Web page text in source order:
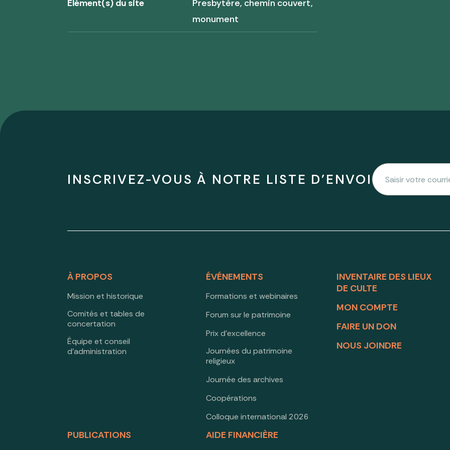
Élément(s) du site
Presbytère, chemin couvert,
monument
INSCRIVEZ-VOUS À NOTRE LISTE D'ENVOI
À PROPOS
Mission et historique
Comités et tables de
concertation
Équipe et conseil
d’administration
ÉVÉNEMENTS
Formations et webinaires
Forum sur le patrimoine
Prix d’excellence
Journées du patrimoine
religieux
Journée des archives
Coopérations
Colloque international 2026
PUBLICATIONS AIDE FINANCIÈRE
INVENTAIRE DES LIEUX
DE CULTE
MON COMPTE
FAIRE UN DON
NOUS JOINDRE